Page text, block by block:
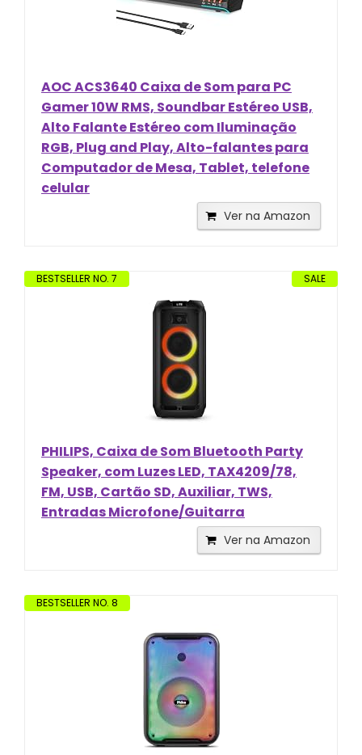
AOC ACS3640 Caixa de Som para PC
Gamer 10W RMS, Soundbar Estéreo USB,
Alto Falante Estéreo com Iluminação
RGB, Plug and Play, Alto-falantes para
Computador de Mesa, Tablet, telefone
celular
Ver na Amazon
SALE
BESTSELLER NO. 7
PHILIPS, Caixa de Som Bluetooth Party
Speaker, com Luzes LED, TAX4209/78,
FM, USB, Cartão SD, Auxiliar, TWS,
Entradas Microfone/Guitarra
Ver na Amazon
BESTSELLER NO. 8